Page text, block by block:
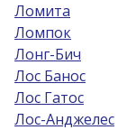
Ломита
Ломпок
Лонг-Бич
Лос Банос
Лос Гатос
Лос-Анджелес